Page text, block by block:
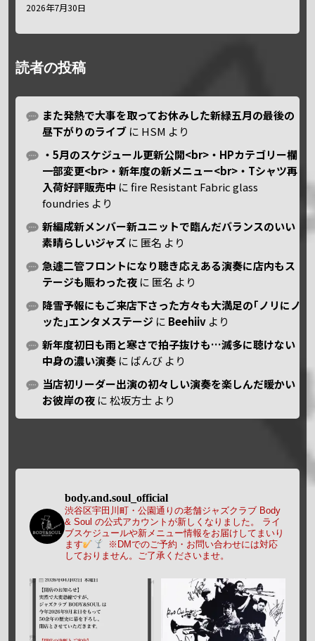
2026年7月30日
読者の投稿
また発熱で大事を取ってお休みした新緑五月の最後の
昼下がりのライブ に HSM より
・5月のスケジュール更新公開<br>・HPカテゴリー欄
一部変更<br>・新年度の新メニュー<br>・Tシャツ再
入荷好評販売中 にfire Resistant Fabric glass
foundries より
新編成新メンバー新ユニットで臨んだバランスのいい
素晴らしいジャズ に 匿名 より
急遽二管フロントになり聴き応えある演奏に店内もス
テージも賑わった夜 に 匿名 より
降雪予報にもご来店下さった方々も大満足の｢ノリにノ
ッた｣エンタメステージ に Beehiiv より
新年度初日も雨と寒さで拍子抜けも…滅多に聴けない
中身の濃い演奏 に ばんび より
当店初リーダー出演の初々しい演奏を楽しんだ暖かい
お彼岸の夜 に松坂方士 より
body.and.soul_official
渋谷区宇田川町・公園通りの老舗ジャズクラブ Body
& Soul の公式アカウントが新しくなりました。
ライ
ブスケジュールや新メニュー情報をお届けしてまいり
ます
※DMでのご予約・お問い合わせには対応
しておりません。ご了承くださいませ。